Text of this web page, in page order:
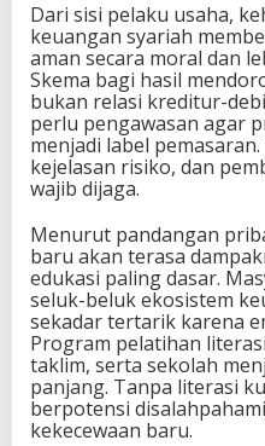
Dari sisi pelaku usaha,
keuangan syariah
aman secara moral dan
Skema bagi hasil
bukan relasi kreditur-
perlu pengawasan agar
menjadi label
kejelasan risiko, dan
wajib dijaga.
Menurut pandangan
baru akan terasa
edukasi paling dasar.
seluk-beluk ekosistem
sekadar tertarik karena
Program pelatihan
taklim, serta sekolah
panjang. Tanpa literasi
berpotensi
kekecewaan baru.